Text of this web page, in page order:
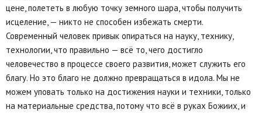
цене, полететь в любую точку земного шара, чтобы получить
исцеление, — никто не способен избежать смерти.
Современный человек привык опираться на науку, технику,
технологии, что правильно — всё то, чего достигло
человечество в процессе своего развития, может служить его
благу. Но это благо не должно превращаться в идола. Мы не
можем уповать только на достижения науки и техники, только
на материальные средства, потому что всё в руках Божиих, и